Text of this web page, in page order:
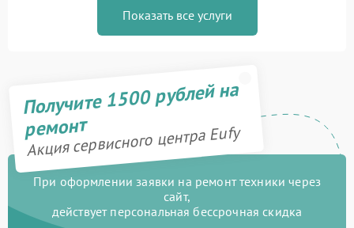
Показать все услуги
Получите 1500 рублей на
ремонт
Акция сервисного центра Eufy
При оформлении заявки на ремонт техники через
сайт,
действует персональная бессрочная скидка